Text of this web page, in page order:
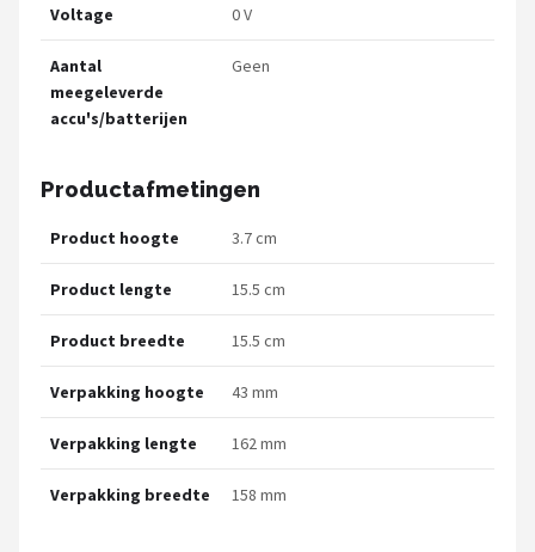
Voltage 0 V
Aantal
meegeleverde
accu's/batterijen
Geen
Productafmetingen
Product hoogte 3.7 cm
Product lengte 15.5 cm
Product breedte 15.5 cm
Verpakking hoogte 43 mm
Verpakking lengte 162 mm
Verpakking breedte 158 mm